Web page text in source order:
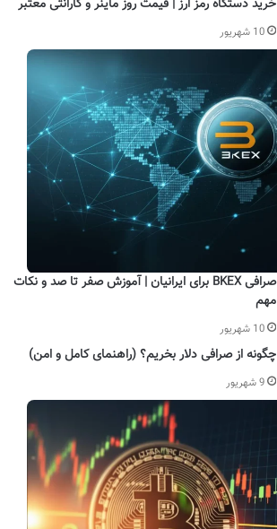
خرید دستگاه رمز ارز | قیمت روز ماینر و گارانتی معتبر
10 شهریور
صرافی BKEX برای ایرانیان | آموزش صفر تا صد و نکات
مهم
10 شهریور
چگونه از صرافی دلار بخریم؟ (راهنمای کامل و امن)
9 شهریور